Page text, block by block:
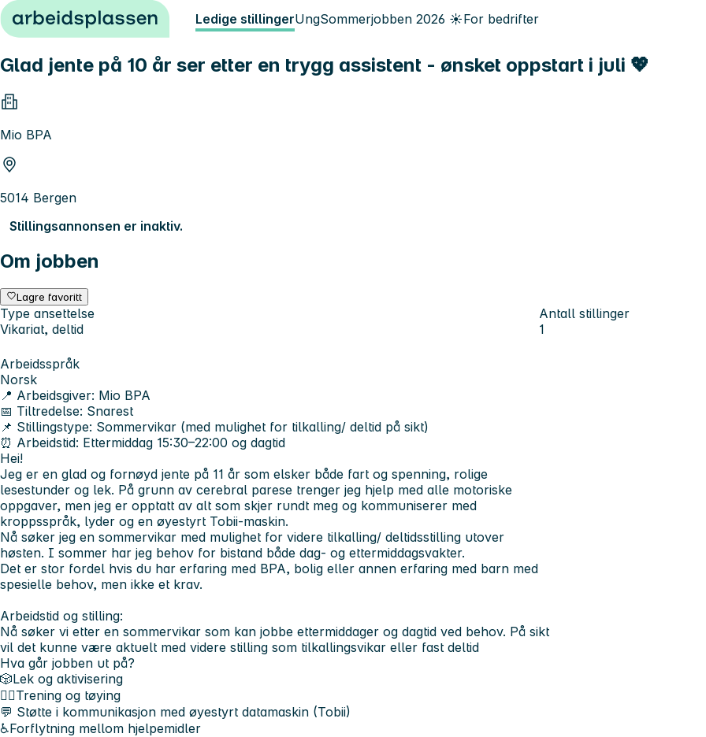
Hopp til innhold Ledige stillingerUngSommerjobben 2026 ☀️For bedrifter
Glad jente på 10 år ser etter en trygg assistent - ønsket oppstart i juli 💖
Mio BPA
5014 Bergen
Stillingsannonsen er inaktiv.
Om jobben
Lagre favoritt
Type ansettelse
Vikariat, deltid
Antall stillinger
1
Arbeidsspråk
Norsk
📍 Arbeidsgiver: Mio BPA
📅 Tiltredelse: Snarest
📌 Stillingstype: Sommervikar (med mulighet for tilkalling/ deltid på sikt)
⏰ Arbeidstid: Ettermiddag 15:30–22:00 og dagtid
Hei!
Jeg er en glad og fornøyd jente på 11 år som elsker både fart og spenning, rolige
lesestunder og lek. På grunn av cerebral parese trenger jeg hjelp med alle motoriske
oppgaver, men jeg er opptatt av alt som skjer rundt meg og kommuniserer med
kroppsspråk, lyder og en øyestyrt Tobii-maskin.
Nå søker jeg en sommervikar med mulighet for videre tilkalling/ deltidsstilling utover
høsten. I sommer har jeg behov for bistand både dag- og ettermiddagsvakter.
Det er stor fordel hvis du har erfaring med BPA, bolig eller annen erfaring med barn med
spesielle behov, men ikke et krav.
Arbeidstid og stilling:
Nå søker vi etter en sommervikar som kan jobbe ettermiddager og dagtid ved behov. På sikt
vil det kunne være aktuelt med videre stilling som tilkallingsvikar eller fast deltid
Hva går jobben ut på?
🎲Lek og aktivisering
🧘‍♀️Trening og tøying
💬 Støtte i kommunikasjon med øyestyrt datamaskin (Tobii)
♿Forflytning mellom hjelpemidler